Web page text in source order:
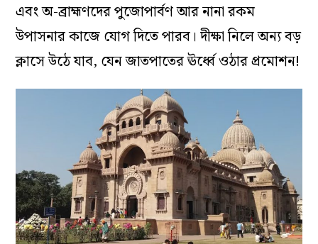
এবং অ-ব্রাহ্মণদের পুজোপার্বণ আর নানা রকম
উপাসনার কাজে যোগ দিতে পারব। দীক্ষা নিলে অন্য বড়
ক্লাসে উঠে যাব, যেন জাতপাতের ঊর্ধ্বে ওঠার প্রমোশন!